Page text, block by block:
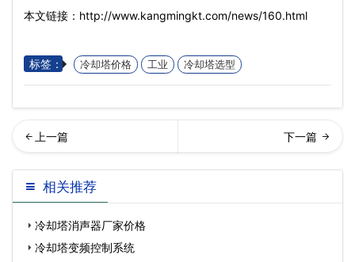
本文链接：http://www.kangmingkt.com/news/160.html
标签： 冷却塔价格 工业 冷却塔选型
东冷却塔维修厂家（玻璃钢
冷却塔维修改造）…
东冷却塔维修厂家哪家好？
相关推荐
冷却塔消声器厂家价格
冷却塔变频控制系统